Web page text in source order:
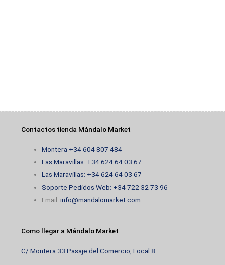
Contactos tienda Mándalo Market
Montera +34 604 807 484
Las Maravillas: +34 624 64 03 67
Las Maravillas: +34 624 64 03 67
Soporte Pedidos Web: +34 722 32 73 96
Email:info@mandalomarket.com
Como llegar a Mándalo Market
C/ Montera 33 Pasaje del Comercio, Local 8